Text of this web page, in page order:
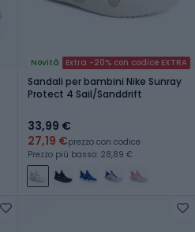
Novità Extra -20% con codice EXTRA
Sandali per bambini Nike Sunray
Protect 4 Sail/Sanddrift
33,99 €
27,19 €prezzo con codice
Prezzo più basso: 28,89 €